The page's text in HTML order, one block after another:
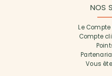
NOS
Le
Compte
Vous